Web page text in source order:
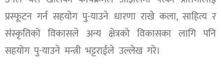
प्रस्फूटन गर्न सहयोग पु-याउने धारणा राखे कला, साहित्य र
संस्कृतिको विकासले अन्य क्षेत्रको विकासका लागि पनि
सहयोग पु-याउने मन्त्री भट्टराईले उल्लेख गरे।